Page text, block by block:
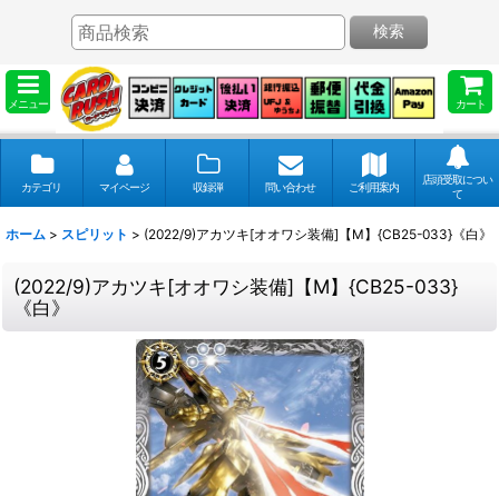
メニュー カート
検索
カテゴリ マイページ 収録弾 問い合わせ ご利用案内
店頭受取につい
て
ホーム > スピリット > (2022/9)アカツキ[オオワシ装備]【M】{CB25-033}《白》
(2022/9)アカツキ[オオワシ装備]【M】{CB25-033}
《白》